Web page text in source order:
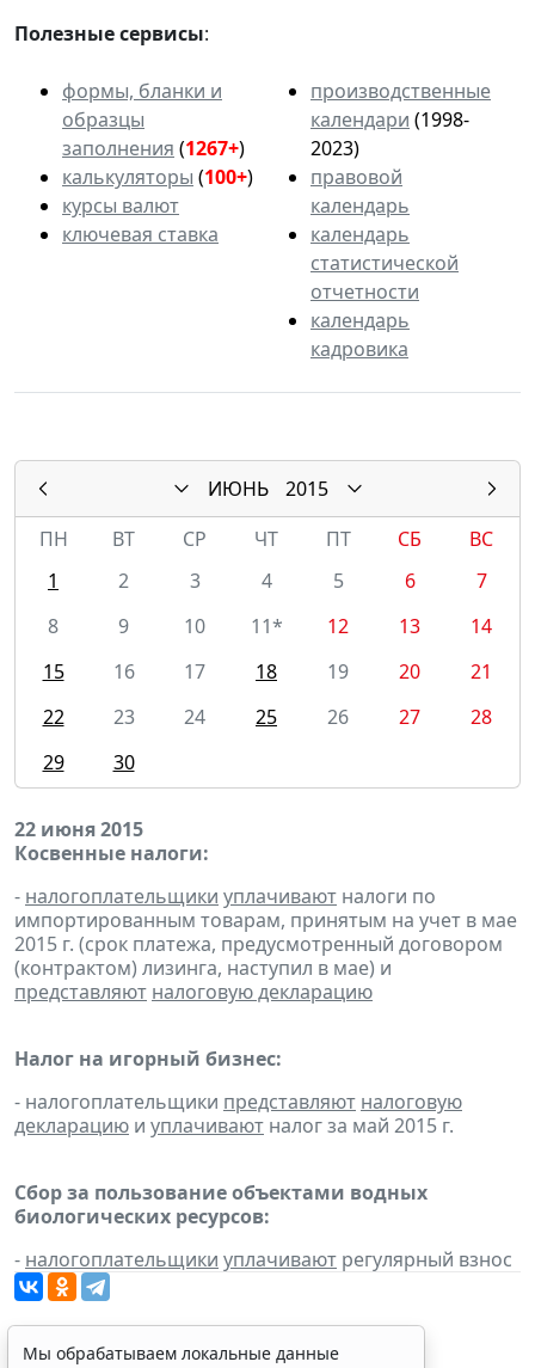
Полезные сервисы:
формы, бланки и
образцы
заполнения (1267+)
калькуляторы (100+)
курсы валют
ключевая ставка
производственные
календари (1998-
2023)
правовой
календарь
календарь
статистической
отчетности
календарь
кадровика
ИЮНЬ
2015
ПН
ВТ СР ЧТ ПТ СБ
ВС
1
2 3 4 5 6
7
8
9 10 11* 12 13
14
15
16 17 18 19 20
21
22
23 24 25 26 27
28
29
30
22 июня 2015
Косвенные налоги:
- налогоплательщики уплачивают налоги по
импортированным товарам, принятым на учет в мае
2015 г. (срок платежа, предусмотренный договором
(контрактом) лизинга, наступил в мае) и
представляют налоговую декларацию
Налог на игорный бизнес:
- налогоплательщики представляют налоговую
декларацию и уплачивают налог за май 2015 г.
Сбор за пользование объектами водных
биологических ресурсов:
- налогоплательщики уплачивают регулярный взнос
Мы обрабатываем локальные данные